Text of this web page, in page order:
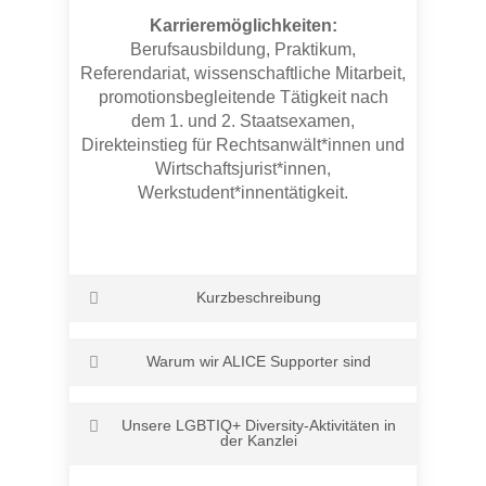
Karriere treffen wir ausschließlich auf
Grundlage objektiver Kriterien.
Karrieremöglichkeiten:
Berufsausbildung, Praktikum,
Referendariat, wissenschaftliche Mitarbeit,
promotionsbegleitende Tätigkeit nach
dem 1. und 2. Staatsexamen,
Direkteinstieg für Rechtsanwält*innen und
Wirtschaftsjurist*innen,
Werkstudent*innentätigkeit.
Kurzbeschreibung
anerkannte und führende
in ihren Fachgebieten empfohlene
Jurist*innen mit ausgewiesener
Warum wir ALICE Supporter sind
Umfeld zu schaffen, in dem alle sich
Unsere LGBTIQ+ Diversity-Aktivitäten in
der Kanzlei